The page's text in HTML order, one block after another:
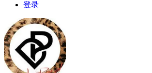
登录